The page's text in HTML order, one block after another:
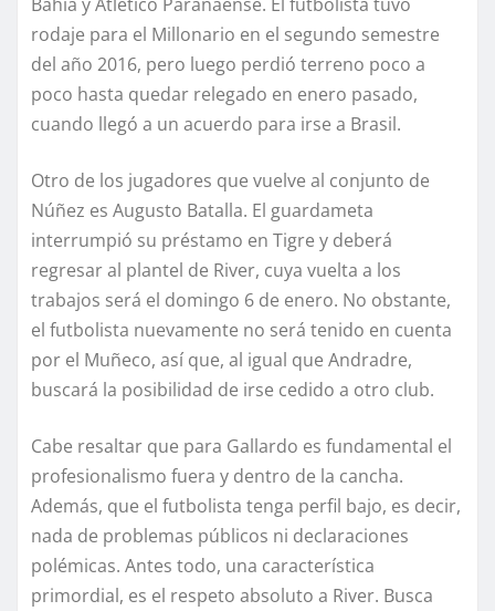
rodaje para el Millonario en el segundo semestre
del año 2016, pero luego perdió terreno poco a
poco hasta quedar relegado en enero pasado,
cuando llegó a un acuerdo para irse a Brasil.
Otro de los jugadores que vuelve al conjunto de
Núñez es Augusto Batalla. El guardameta
interrumpió su préstamo en Tigre y deberá
regresar al plantel de River, cuya vuelta a los
trabajos será el domingo 6 de enero. No obstante,
el futbolista nuevamente no será tenido en cuenta
por el Muñeco, así que, al igual que Andradre,
buscará la posibilidad de irse cedido a otro club.
Cabe resaltar que para Gallardo es fundamental el
profesionalismo fuera y dentro de la cancha.
Además, que el futbolista tenga perfil bajo, es decir,
nada de problemas públicos ni declaraciones
polémicas. Antes todo, una característica
primordial, es el respeto absoluto a River. Busca